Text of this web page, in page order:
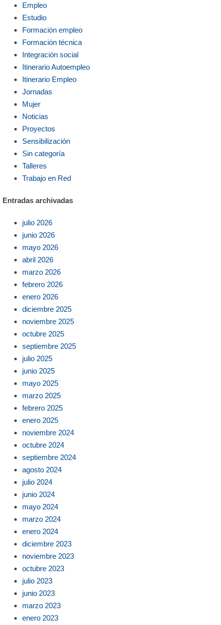
Empleo
Estudio
Formación empleo
Formación técnica
Integración social
Itinerario Autoempleo
Itinerario Empleo
Jornadas
Mujer
Noticias
Proyectos
Sensibilización
Sin categoría
Talleres
Trabajo en Red
Entradas archivadas
julio 2026
junio 2026
mayo 2026
abril 2026
marzo 2026
febrero 2026
enero 2026
diciembre 2025
noviembre 2025
octubre 2025
septiembre 2025
julio 2025
junio 2025
mayo 2025
marzo 2025
febrero 2025
enero 2025
noviembre 2024
octubre 2024
septiembre 2024
agosto 2024
julio 2024
junio 2024
mayo 2024
marzo 2024
enero 2024
diciembre 2023
noviembre 2023
octubre 2023
julio 2023
junio 2023
marzo 2023
enero 2023